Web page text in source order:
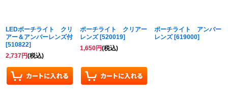
LEDポーチライト クリ
アー＆アンバーレンズ付
[510822]
2,737円(税込)
ポーチライト クリアー
レンズ [520019]
1,650円(税込)
ポーチライト アンバー
レンズ [619000]